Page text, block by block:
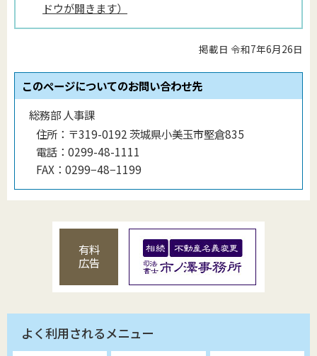
ドウが開きます）
掲載日 令和7年6月26日
このページについてのお問い合わせ先
総務部 人事課
住所： 〒319-0192 茨城県小美玉市堅倉835
電話： 0299-48-1111
FAX： 0299−48−1199
有料
広告
よく利用されるメニュー